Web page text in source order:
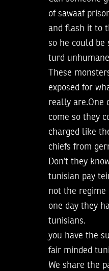
of sawaaf
and flash it to
so he could be
turd
These
exposed for
really are.One
come so they
charged like
chiefs from
Don’t they
tunisian pay
not the regime
one day they
tunisians.
you have the
fair minded
We share the